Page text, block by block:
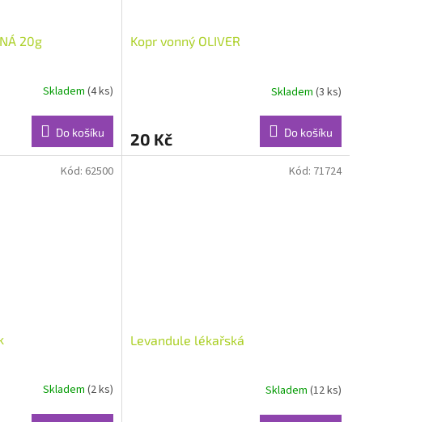
20g
Skladem (4 ks)
Do košíku
Kopr vonný OLIVER
Skladem (3 ks)
20 Kč Do košíku
Skladem (2 ks)
Kód: 62500
Levandule lékařská
Skladem (12 ks)
Kód: 71724